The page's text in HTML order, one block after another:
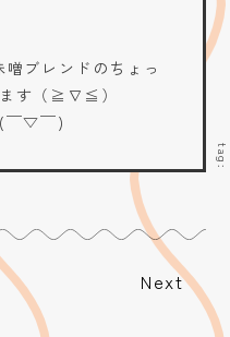
ブレンドのちょっ
ます（≧∇≦）
(￣▽￣)
Next